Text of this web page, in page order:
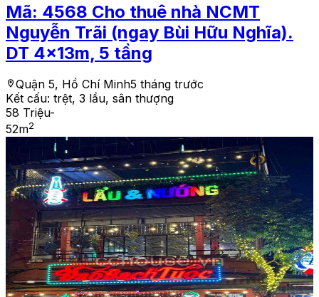
Mã: 4568 Cho thuê nhà NCMT
Nguyễn Trãi (ngay Bùi Hữu Nghĩa).
DT 4x13m, 5 tầng
Quận 5, Hồ Chí Minh5 tháng trước
Kết cấu: trệt, 3 lầu, sân thượng
58 Triệu-
52m2